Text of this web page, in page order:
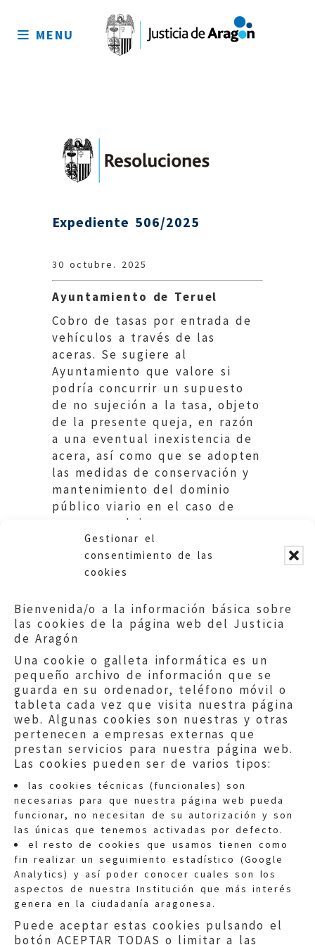
Gestionar el
consentimiento de las
cookies
Bienvenida/o a la información básica sobre
las cookies de la página web del Justicia
de Aragón
Una cookie o galleta informática es un
pequeño archivo de información que se
guarda en su ordenador, teléfono móvil o
tableta cada vez que visita nuestra página
web. Algunas cookies son nuestras y otras
pertenecen a empresas externas que
prestan servicios para nuestra página web.
Las cookies pueden ser de varios tipos:
las cookies técnicas (funcionales) son
necesarias para que nuestra página web pueda
funcionar, no necesitan de su autorización y son
las únicas que tenemos activadas por defecto.
el resto de cookies que usamos tienen como
fin realizar un seguimiento estadístico (Google
Analytics) y así poder conocer cuales son los
aspectos de nuestra Institución que más interés
genera en la ciudadanía aragonesa.
Puede aceptar estas cookies pulsando el
botón ACEPTAR TODAS o limitar a las
sitio
MENU
Expediente 506/2025
30 octubre. 2025
Ayuntamiento de Teruel
Cobro de tasas por entrada de
vehículos a través de las
aceras. Se sugiere al
Ayuntamiento que valore si
podría concurrir un supuesto
de no sujeción a la tasa, objeto
de la presente queja, en razón
a una eventual inexistencia de
acera, así como que se adopten
las medidas de conservación y
mantenimiento del dominio
público viario en el caso de
que se produjera un uso
privativo del mismo.
Quejas:quejas@eljusticiadearagon.es
Información general:
informacion@eljusticiadearagon.es
Teléfonos:900 210 210/